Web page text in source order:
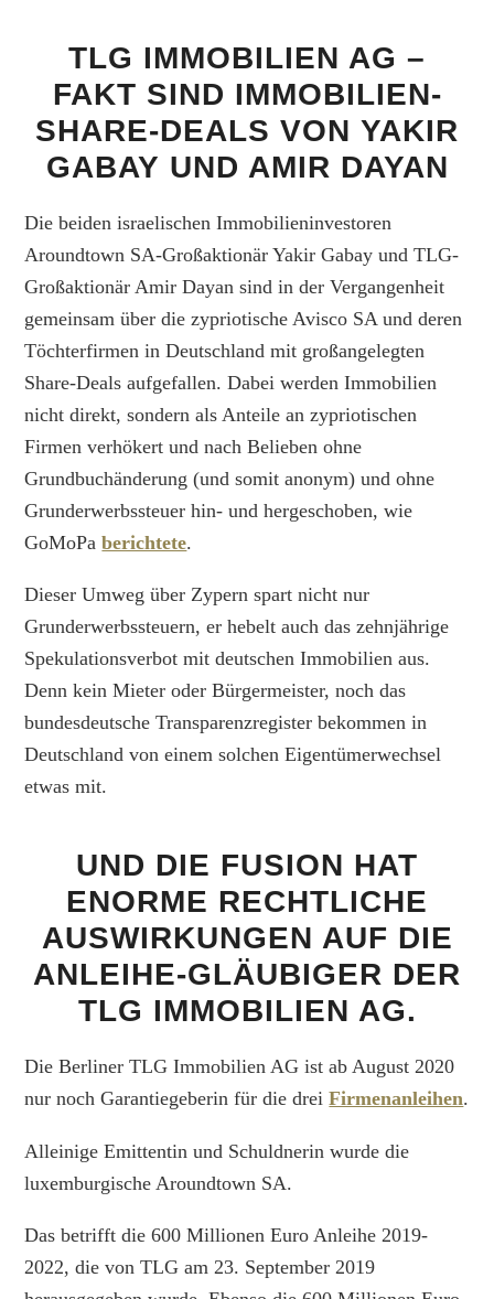
TLG IMMOBILIEN AG –
FAKT SIND IMMOBILIEN-
SHARE-DEALS VON YAKIR
GABAY UND AMIR DAYAN
Die beiden israelischen Immobilieninvestoren
Aroundtown SA-Großaktionär Yakir Gabay und TLG-
Großaktionär Amir Dayan sind in der Vergangenheit
gemeinsam über die zypriotische Avisco SA und deren
Töchterfirmen in Deutschland mit großangelegten
Share-Deals aufgefallen. Dabei werden Immobilien
nicht direkt, sondern als Anteile an zypriotischen
Firmen verhökert und nach Belieben ohne
Grundbuchänderung (und somit anonym) und ohne
Grunderwerbssteuer hin- und hergeschoben, wie
GoMoPaberichtete.
Dieser Umweg über Zypern spart nicht nur
Grunderwerbssteuern, er hebelt auch das zehnjährige
Spekulationsverbot mit deutschen Immobilien aus.
Denn kein Mieter oder Bürgermeister, noch das
bundesdeutsche Transparenzregister bekommen in
Deutschland von einem solchen Eigentümerwechsel
etwas mit.
UND DIE FUSION HAT
ENORME RECHTLICHE
AUSWIRKUNGEN AUF DIE
ANLEIHE-GLÄUBIGER DER
TLG IMMOBILIEN AG.
Die Berliner TLG Immobilien AG ist ab August 2020
nur noch Garantiegeberin für die dreiFirmenanleihen.
Alleinige Emittentin und Schuldnerin wurde die
luxemburgische Aroundtown SA.
Das betrifft die 600 Millionen Euro Anleihe 2019-
2022, die von TLG am 23. September 2019